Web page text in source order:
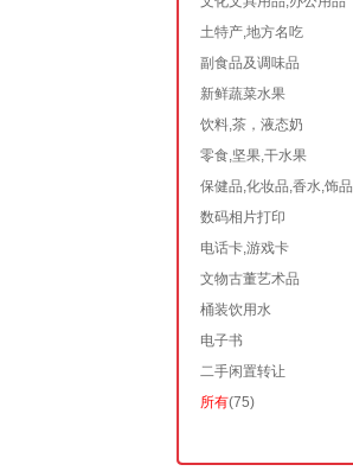
土特产,地方名吃
副食品及调味品
新鲜蔬菜水果
饮料,茶，液态奶
零食,坚果,干水果
保健品,化妆品,香水,饰品
数码相片打印
电话卡,游戏卡
文物古董艺术品
桶装饮用水
电子书
二手闲置转让
所有(75)